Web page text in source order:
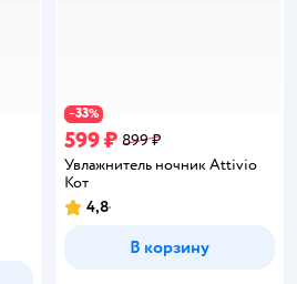
−33%
599 ₽ 899 ₽
Увлажнитель ночник Attivio
Кот
Рейтинг:
4,8
В корзину